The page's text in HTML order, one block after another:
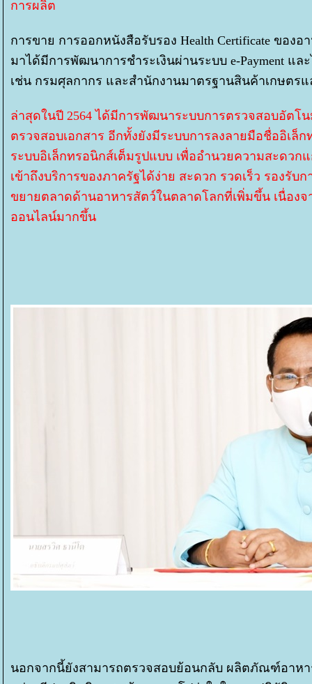
การผลิต
การขาย การออกหนังสือรับรอง Health Certificate ขอ
มาได้มีการพัฒนาการชำระเงินผ่านระบบ e-Payment แ
เช่น กรมศุลกากร และสำนักงานมาตรฐานสินค้าเกษตร
ล่าสุดในปี 2564 ได้มีการพัฒนาระบบการตรวจสอบอัตโน
ตรวจสอบเอกสาร อีกทั้งยังมีระบบการลงลายมือชื่ออิเล็ก
ระบบอิเล็กทรอนิกส์เต็มรูปแบบ เพื่ออำนวยความสะดว
เข้าถึงบริการของภาครัฐได้ง่าย สะดวก รวดเร็ว รองรับ
ขยายตลาดด้านอาหารสัตว์ในตลาดโลกที่เพิ่มขึ้น เนื่อง
ออนไลน์มากขึ้น
นอกจากนี้ยังสามารถตรวจสอบย้อนกลับ ผลิตภัณฑ์อาห